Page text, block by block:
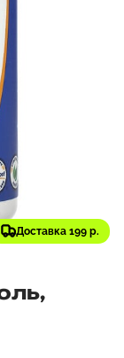
Доставка 199 р.